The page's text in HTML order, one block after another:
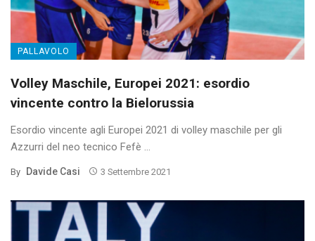
PALLAVOLO
Volley Maschile, Europei 2021: esordio
vincente contro la Bielorussia
Esordio vincente agli Europei 2021 di volley maschile per gli
Azzurri del neo tecnico Fefè ...
By Davide Casi 3 Settembre 2021